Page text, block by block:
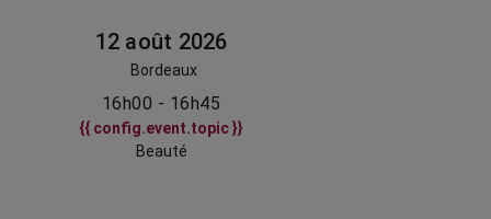
12 août 2026
Bordeaux
16h00 - 16h45
{{ config.event.topic }}
Beauté